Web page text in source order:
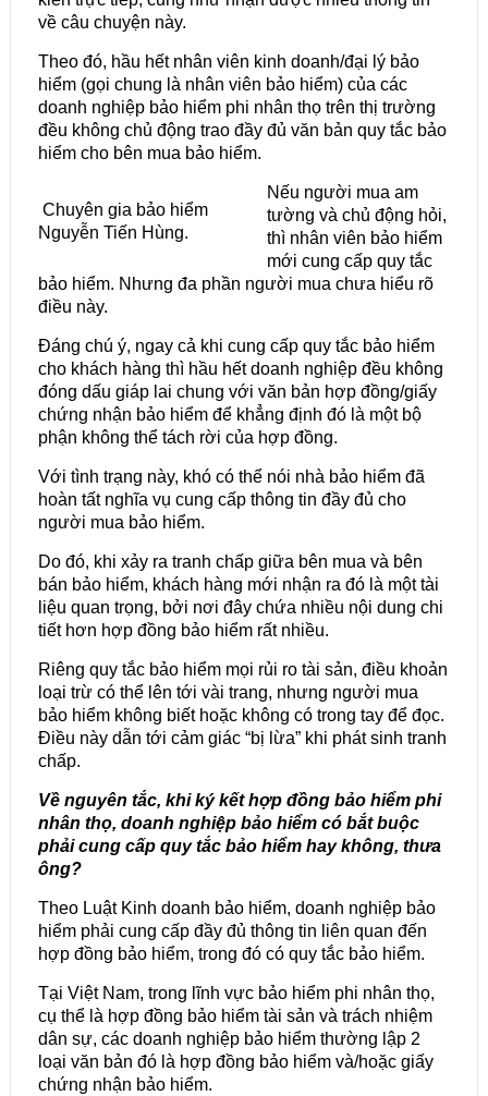
về câu chuyện này.
Theo đó, hầu hết nhân viên kinh doanh/đại lý bảo
hiểm (gọi chung là nhân viên bảo hiểm) của các
doanh nghiệp bảo hiểm phi nhân thọ trên thị trường
đều không chủ động trao đầy đủ văn bản quy tắc bảo
hiểm cho bên mua bảo hiểm.
Chuyên gia bảo hiểm
Nguyễn Tiến Hùng.
Nếu người mua am
tường và chủ động hỏi,
thì nhân viên bảo hiểm
mới cung cấp quy tắc
bảo hiểm. Nhưng đa phần người mua chưa hiểu rõ
điều này.
Đáng chú ý, ngay cả khi cung cấp quy tắc bảo hiểm
cho khách hàng thì hầu hết doanh nghiệp đều không
đóng dấu giáp lai chung với văn bản hợp đồng/giấy
chứng nhận bảo hiểm để khẳng định đó là một bộ
phận không thể tách rời của hợp đồng.
Với tình trạng này, khó có thể nói nhà bảo hiểm đã
hoàn tất nghĩa vụ cung cấp thông tin đầy đủ cho
người mua bảo hiểm.
Do đó, khi xảy ra tranh chấp giữa bên mua và bên
bán bảo hiểm, khách hàng mới nhận ra đó là một tài
liệu quan trọng, bởi nơi đây chứa nhiều nội dung chi
tiết hơn hợp đồng bảo hiểm rất nhiều.
Riêng quy tắc bảo hiểm mọi rủi ro tài sản, điều khoản
loại trừ có thể lên tới vài trang, nhưng người mua
bảo hiểm không biết hoặc không có trong tay để đọc.
Điều này dẫn tới cảm giác “bị lừa” khi phát sinh tranh
chấp.
Về nguyên tắc, khi ký kết hợp đồng bảo hiểm phi
nhân thọ, doanh nghiệp bảo hiểm có bắt buộc
phải cung cấp quy tắc bảo hiểm hay không, thưa
ông?
Theo Luật Kinh doanh bảo hiểm, doanh nghiệp bảo
hiểm phải cung cấp đầy đủ thông tin liên quan đến
hợp đồng bảo hiểm, trong đó có quy tắc bảo hiểm.
Tại Việt Nam, trong lĩnh vực bảo hiểm phi nhân thọ,
cụ thể là hợp đồng bảo hiểm tài sản và trách nhiệm
dân sự, các doanh nghiệp bảo hiểm thường lập 2
loại văn bản đó là hợp đồng bảo hiểm và/hoặc giấy
chứng nhận bảo hiểm.